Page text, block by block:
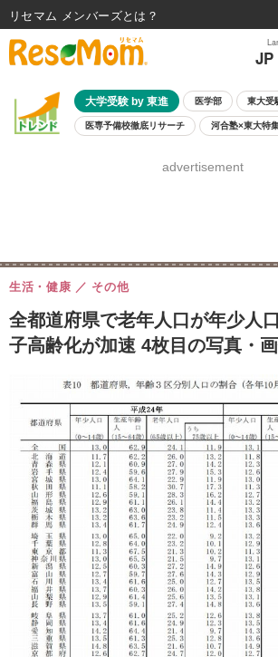
JP
大学受験 by 東進 医学部 東大受
医専予備校徹底リサーチ 河合塾×東大特
8月開催学校説明会・相談会
advertisement
全都道府県で老年人口が年少人
子高齢化が加速 4枚目の写真・
生活・健康 その他
リセマム メンバーズ